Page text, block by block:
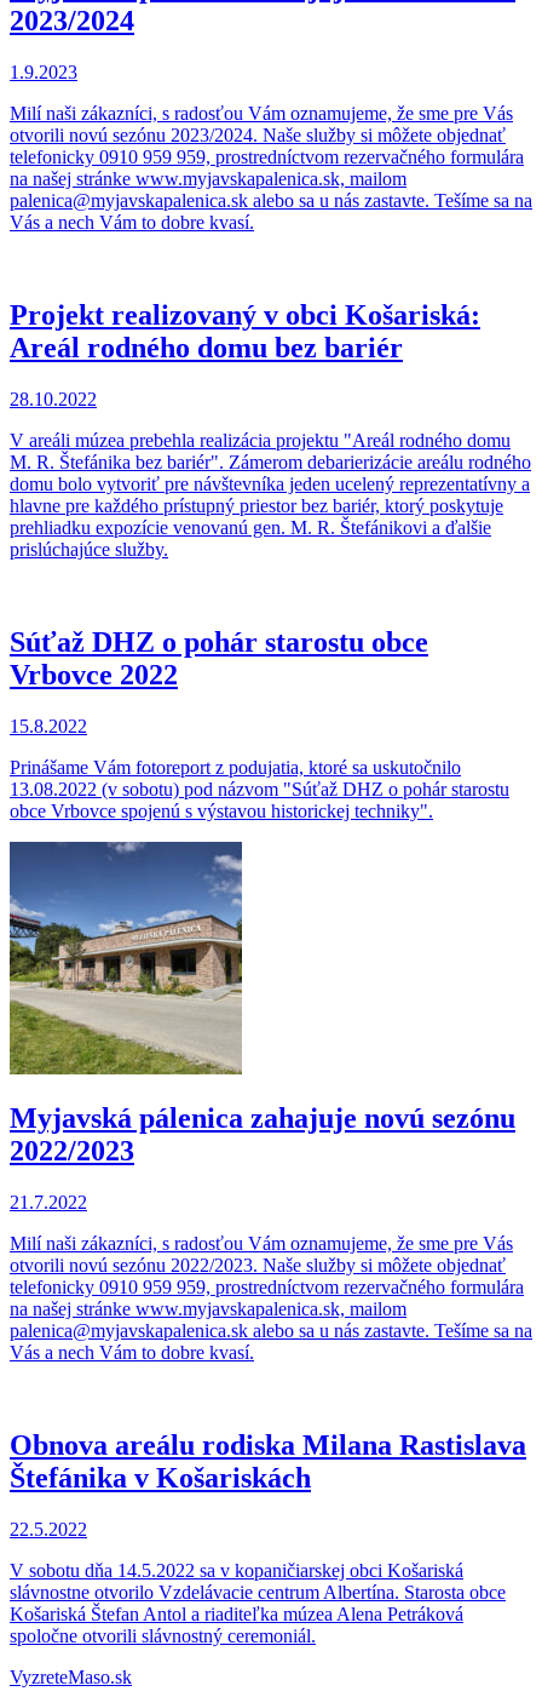
2023/2024
1.9.2023
Milí naši zákazníci, s radosťou Vám oznamujeme, že sme pre Vás
otvorili novú sezónu 2023/2024. Naše služby si môžete objednať
telefonicky 0910 959 959, prostredníctvom rezervačného formulára
na našej stránke www.myjavskapalenica.sk, mailom
palenica@myjavskapalenica.sk alebo sa u nás zastavte. Tešíme sa na
Vás a nech Vám to dobre kvasí.
Projekt realizovaný v obci Košariská:
Areál rodného domu bez bariér
28.10.2022
V areáli múzea prebehla realizácia projektu "Areál rodného domu
M. R. Štefánika bez bariér". Zámerom debarierizácie areálu rodného
domu bolo vytvoriť pre návštevníka jeden ucelený reprezentatívny a
hlavne pre každého prístupný priestor bez bariér, ktorý poskytuje
prehliadku expozície venovanú gen. M. R. Štefánikovi a ďalšie
prislúchajúce služby.
Súťaž DHZ o pohár starostu obce
Vrbovce 2022
15.8.2022
Prinášame Vám fotoreport z podujatia, ktoré sa uskutočnilo
13.08.2022 (v sobotu) pod názvom "Súťaž DHZ o pohár starostu
obce Vrbovce spojenú s výstavou historickej techniky".
Myjavská pálenica zahajuje novú sezónu
2022/2023
21.7.2022
Milí naši zákazníci, s radosťou Vám oznamujeme, že sme pre Vás
otvorili novú sezónu 2022/2023. Naše služby si môžete objednať
telefonicky 0910 959 959, prostredníctvom rezervačného formulára
na našej stránke www.myjavskapalenica.sk, mailom
palenica@myjavskapalenica.sk alebo sa u nás zastavte. Tešíme sa na
Vás a nech Vám to dobre kvasí.
Obnova areálu rodiska Milana Rastislava
Štefánika v Košariskách
22.5.2022
V sobotu dňa 14.5.2022 sa v kopaničiarskej obci Košariská
slávnostne otvorilo Vzdelávacie centrum Albertína. Starosta obce
Košariská Štefan Antol a riaditeľka múzea Alena Petráková
spoločne otvorili slávnostný ceremoniál.
VyzreteMaso.sk